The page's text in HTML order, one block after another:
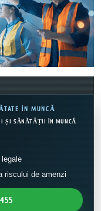
ÎN MUNCĂ
ȘI SĂNĂTĂȚII ÎN MUNCĂ
riscului de amenzi